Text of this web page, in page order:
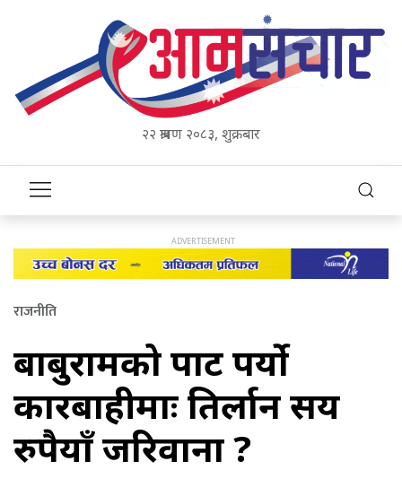
२२ श्रावण २०८३, शुक्रबार
राजनीति
बाबुरामको पार्टी पर्यो
कारबाहीमाः तिर्लान सय
रुपैयाँ जरिवाना ?